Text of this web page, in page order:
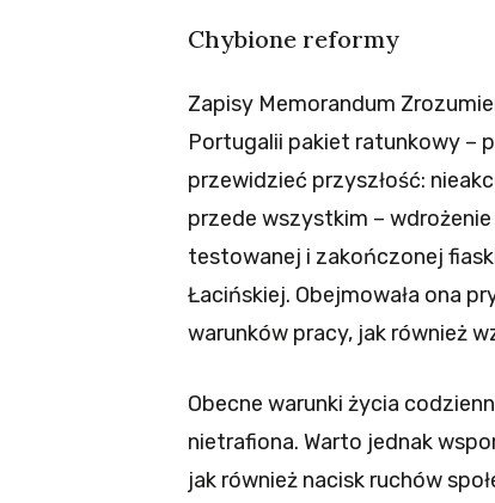
Chybione reformy
Zapisy Memorandum
Portugalii pakiet ratunkowy –
przewidzieć przyszłość:
przede wszystkim –
testowanej i zakończonej
Łacińskiej. Obejmowała ona
warunków pracy, jak również
Obecne warunki życia
nietrafiona. Warto jednak
jak również nacisk ruchów